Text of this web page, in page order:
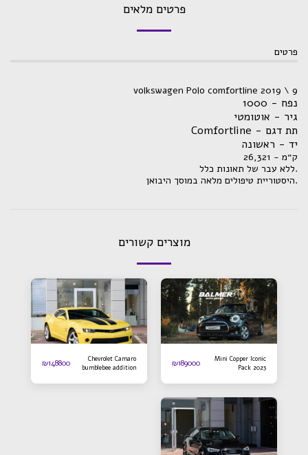
פרטים מלאים
פרטים
volkswagen Polo comfortline 2019 \ 9
נפח - 1000
גיר - אוטומטי
תת דגם - Comfortline
יד - ראשונה
ק״מ - 26,321
.ללא עבר של תאונות כלל
.היסטוריית טיפולים מלאה במוסך היבואן
מוצרים קשורים
Mini Copper Iconic
Pack 2023
₪189000
Chevrolet Camaro
bumblebee addition
₪148800